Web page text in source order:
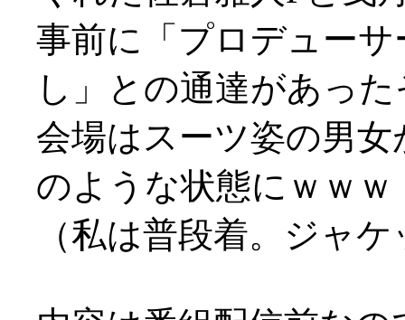
事前に「プロデュー
し」との通達があっ
会場はスーツ姿の男
のような状態にｗｗｗ
（私は普段着。ジャ